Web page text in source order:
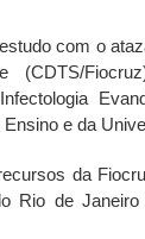
com o
(CDTS/
e da
da
Rio de